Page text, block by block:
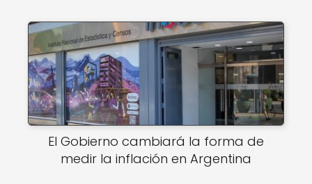
El Gobierno cambiará la forma de
medir la inflación en Argentina